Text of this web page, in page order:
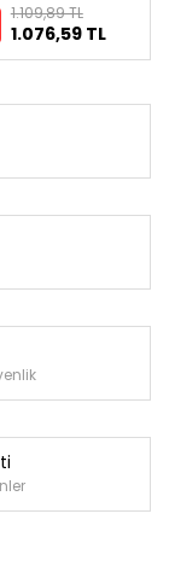
1.076,59 TL
1.109,89 TL